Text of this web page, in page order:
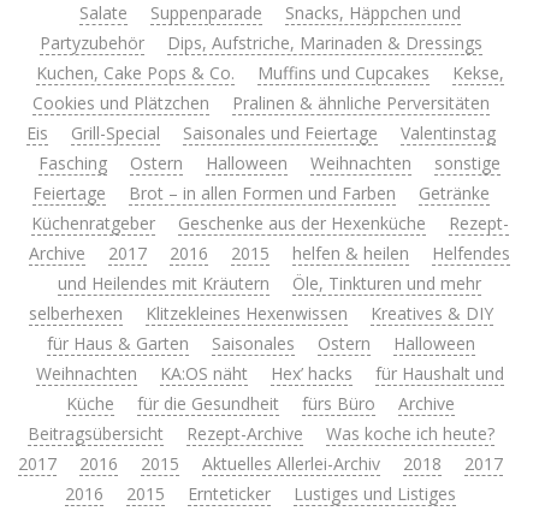
Salate
Suppenparade
Snacks, Häppchen und
Partyzubehör
Dips, Aufstriche, Marinaden & Dressings
Kuchen, Cake Pops & Co.
Muffins und Cupcakes
Kekse,
Cookies und Plätzchen
Pralinen & ähnliche Perversitäten
Eis
Grill-Special Saisonales und Feiertage
Valentinstag
Fasching
Ostern Halloween Weihnachten
sonstige
Feiertage
Brot – in allen Formen und Farben
Getränke
Küchenratgeber
Geschenke aus der Hexenküche
Rezept-
Archive
2017 2016 2015 helfen & heilen
Helfendes
und Heilendes mit Kräutern
Öle, Tinkturen und mehr
selberhexen
Klitzekleines Hexenwissen
Kreatives & DIY
für Haus & Garten
Saisonales Ostern
Halloween
Weihnachten
KA:OS näht Hex’ hacks
für Haushalt und
Küche
für die Gesundheit fürs Büro
Archive
Beitragsübersicht
Rezept-Archive
Was koche ich heute?
2017
2016 2015 Aktuelles Allerlei-Archiv 2018
2017
2016
2015 Ernteticker
Lustiges und Listiges